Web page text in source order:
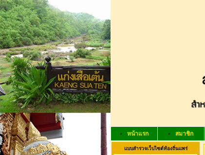
หน้าแรก สมาชิก
แบบสำรวจเว็บไซต์ท้องถิ่นแพร่